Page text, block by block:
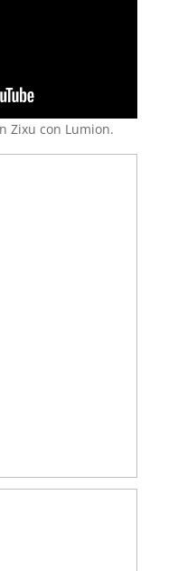
Zixu con Lumion.